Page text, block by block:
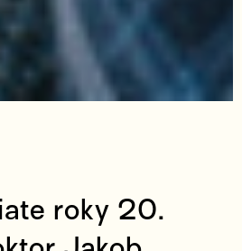
roky 20.